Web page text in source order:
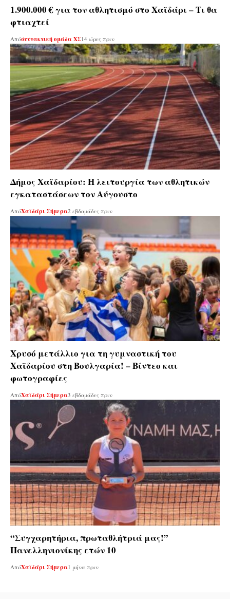
1.900.000 € για τον αθλητισμό στο Χαϊδάρι – Τι θα
φτιαχτεί
Απόσυντακτική ομάδα ΧΣ14 ώρες πριν
Δήμος Χαϊδαρίου: Η λειτουργία των αθλητικών
εγκαταστάσεων τον Αύγουστο
ΑπόΧαϊδάρι Σήμερα2 εβδομάδες πριν
Χρυσό μετάλλιο για τη γυμναστική του
Χαϊδαρίου στη Βουλγαρία! – Βίντεο και
φωτογραφίες
ΑπόΧαϊδάρι Σήμερα3 εβδομάδες πριν
“Συγχαρητήρια, πρωταθλήτριά μας!”
Πανελληνιονίκης ετών 10
ΑπόΧαϊδάρι Σήμερα1 μήνα πριν